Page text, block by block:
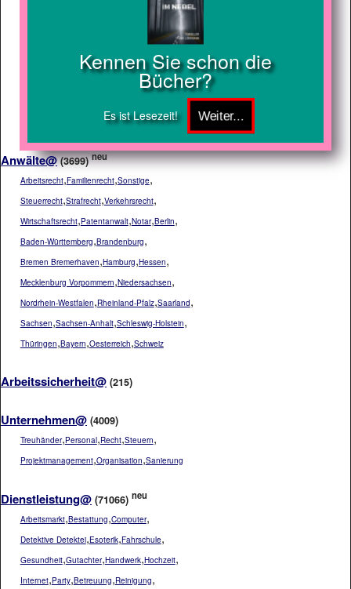
Kennen Sie schon die
Bücher?
Es ist Lesezeit!
Anwälte@ (3699) neu
Arbeitsrecht,Familienrecht,Sonstige,
Steuerrecht,Strafrecht,Verkehrsrecht,
Wirtschaftsrecht,Patentanwalt,Notar,Berlin,
Baden-Württemberg,Brandenburg,
Bremen Bremerhaven,Hamburg,Hessen,
Mecklenburg Vorpommern,Niedersachsen,
Nordrhein-Westfalen,Rheinland-Pfalz,Saarland,
Sachsen,Sachsen-Anhalt,Schleswig-Holstein,
Thüringen,Bayern,Oesterreich,Schweiz
Arbeitssicherheit@ (215)
Unternehmen@ (4009)
Treuhänder,Personal,Recht,Steuern,
Projektmanagement,Organisation,Sanierung
Dienstleistung@ (71066) neu
Arbeitsmarkt,Bestattung,Computer,
Detektive Detektei,Esoterik,Fahrschule,
Gesundheit,Gutachter,Handwerk,Hochzeit,
Internet,Party,Betreuung,Reinigung,